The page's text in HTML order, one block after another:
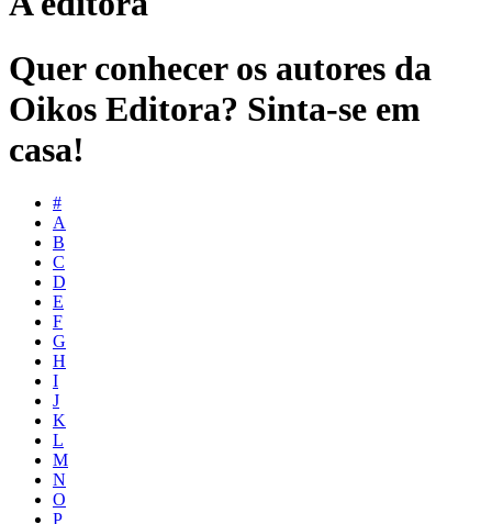
Quer conhecer os autores da
Oikos Editora? Sinta-se em
casa!
#
A
B
C
D
E
F
G
H
I
J
K
L
M
N
O
P